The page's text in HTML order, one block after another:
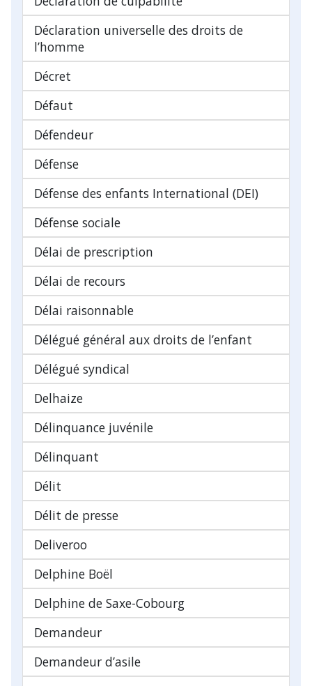
Déclaration universelle des droits de
l’homme
Décret
Défaut
Défendeur
Défense
Défense des enfants International (DEI)
Défense sociale
Délai de prescription
Délai de recours
Délai raisonnable
Délégué général aux droits de l’enfant
Délégué syndical
Delhaize
Délinquance juvénile
Délinquant
Délit
Délit de presse
Deliveroo
Delphine Boël
Delphine de Saxe-Cobourg
Demandeur
Demandeur d’asile